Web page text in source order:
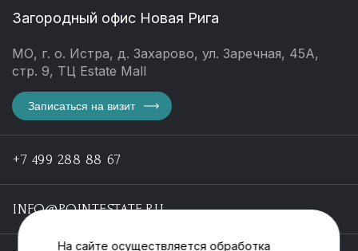
Загородный офис Новая Рига
МО, г. о. Истра, д. Захарово, ул. Заречная, 45А,
стр. 9, ТЦ Estate Mall
Записаться на визит
+7 499 288 88 67
INFO@POINTESTATE.RU
На сайте осуществляется обработка